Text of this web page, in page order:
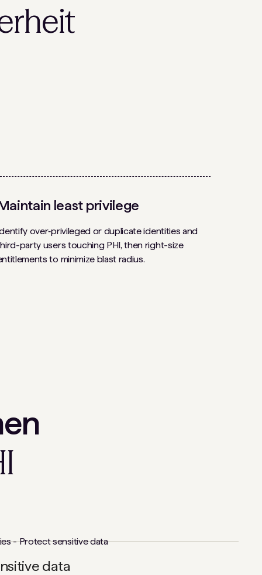
least privilege
over‑privileged or duplicate identities and
party users touching PHI, then right-size
to minimize blast radius.
data